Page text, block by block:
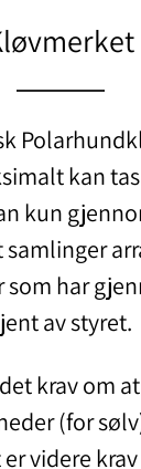
kan
kun
har
av styret.
krav om
(for
videre